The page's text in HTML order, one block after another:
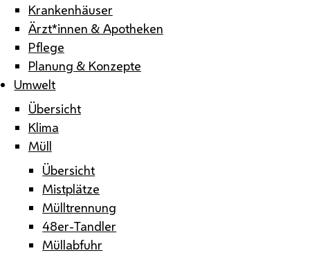
Krankenhäuser
Ärzt*innen & Apotheken
Pflege
Planung & Konzepte
Umwelt
Übersicht
Klima
Müll
Übersicht
Mistplätze
Mülltrennung
48er-Tandler
Müllabfuhr